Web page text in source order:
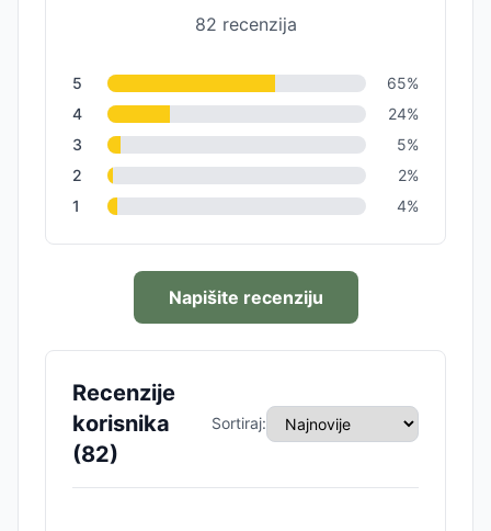
82 recenzija
5 65%
4
24%
3
5%
2
2%
1
4%
Napišite recenziju
Recenzije
korisnika
(82)
Sortiraj: